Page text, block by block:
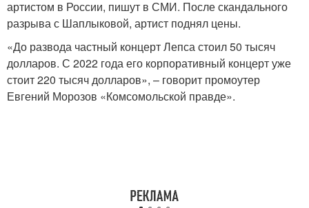
артистом в России, пишут в СМИ. После скандального
разрыва с Шаплыковой, артист поднял цены.
«До развода частный концерт Лепса стоил 50 тысяч
долларов. С 2022 года его корпоративный концерт уже
стоит 220 тысяч долларов», – говорит промоутер
Евгений Морозов «Комсомольской правде».